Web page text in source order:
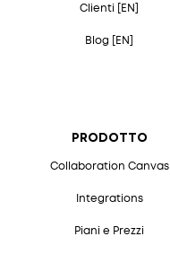
Clienti [EN]
Blog [EN]
PRODOTTO
Collaboration Canvas
Integrations
Piani e Prezzi